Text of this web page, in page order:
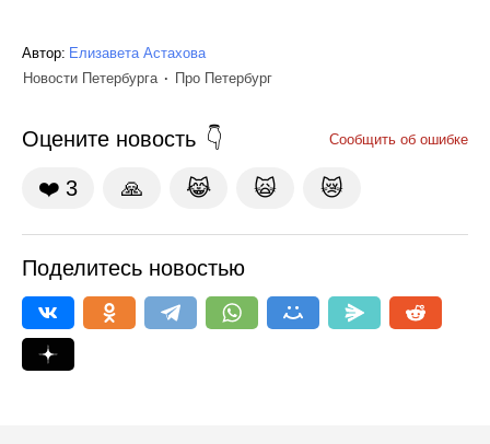
Автор: Елизавета Астахова
Новости Петербурга
Про Петербург
Оцените новость Сообщить об ошибке
❤️ 3 🙏 😹 🙀 😿
Поделитесь новостью